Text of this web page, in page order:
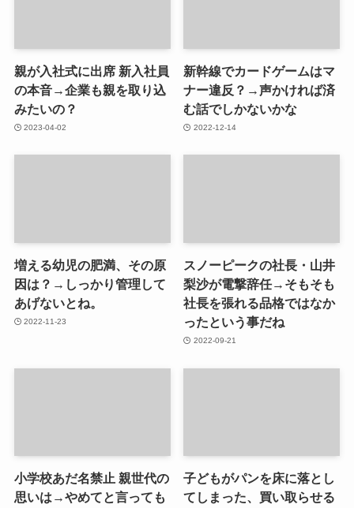
親が入社式に出席 新入社員
の本音→企業も親を取り込
みたいの？
2023-04-02
新幹線でカードゲームはマ
ナー違反？→声かければ済
む話でしかないかな
2022-12-14
増える幼児の肥満、その原
因は？→しっかり管理して
あげないとね。
2022-11-23
スノーピークの社長・山井
梨沙が電撃辞任→そもそも
社長を張れる品格ではなか
ったという事だね
2022-09-21
小学校あだ名禁止 親世代の
思いは→やめてと言っても
子どもがパンを床に落とし
てしまった、買い取らせる